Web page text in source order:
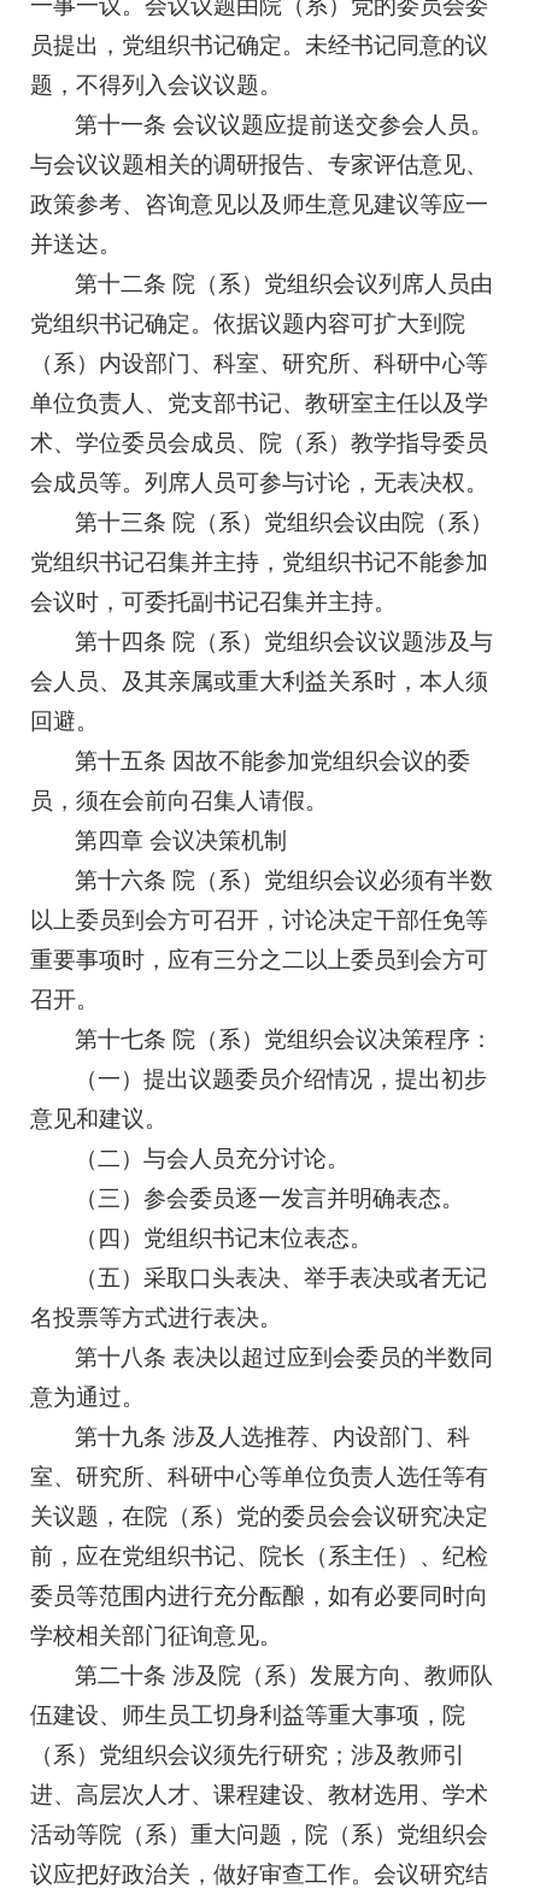
员提出，党组织书记确定。未经书记同意的议
题，不得列入会议议题。
第十一条 会议议题应提前送交参会人员。
与会议议题相关的调研报告、专家评估意见、
政策参考、咨询意见以及师生意见建议等应一
并送达。
第十二条 院（系）党组织会议列席人员由
党组织书记确定。依据议题内容可扩大到院
（系）内设部门、科室、研究所、科研中心等
单位负责人、党支部书记、教研室主任以及学
术、学位委员会成员、院（系）教学指导委员
会成员等。列席人员可参与讨论，无表决权。
第十三条 院（系）党组织会议由院（系）
党组织书记召集并主持，党组织书记不能参加
会议时，可委托副书记召集并主持。
第十四条 院（系）党组织会议议题涉及与
会人员、及其亲属或重大利益关系时，本人须
回避。
第十五条 因故不能参加党组织会议的委
员，须在会前向召集人请假。
第四章 会议决策机制
第十六条 院（系）党组织会议必须有半数
以上委员到会方可召开，讨论决定干部任免等
重要事项时，应有三分之二以上委员到会方可
召开。
第十七条 院（系）党组织会议决策程序：
（一）提出议题委员介绍情况，提出初步
意见和建议。
（二）与会人员充分讨论。
（三）参会委员逐一发言并明确表态。
（四）党组织书记末位表态。
（五）采取口头表决、举手表决或者无记
名投票等方式进行表决。
第十八条 表决以超过应到会委员的半数同
意为通过。
第十九条 涉及人选推荐、内设部门、科
室、研究所、科研中心等单位负责人选任等有
关议题，在院（系）党的委员会会议研究决定
前，应在党组织书记、院长（系主任）、纪检
委员等范围内进行充分酝酿，如有必要同时向
学校相关部门征询意见。
第二十条 涉及院（系）发展方向、教师队
伍建设、师生员工切身利益等重大事项，院
（系）党组织会议须先行研究；涉及教师引
进、高层次人才、课程建设、教材选用、学术
活动等院（系）重大问题，院（系）党组织会
议应把好政治关，做好审查工作。会议研究结